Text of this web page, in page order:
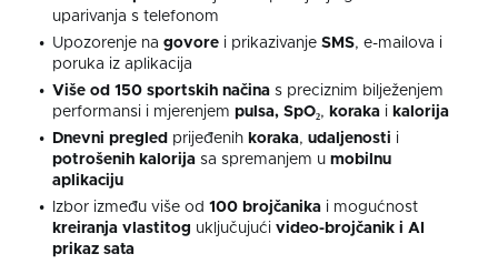
uparivanja s telefonom
Upozorenje na govore i prikazivanje SMS, e-mailova i
poruka iz aplikacija
Više od 150 sportskih načina s preciznim bilježenjem
performansi i mjerenjem pulsa, SpO₂, koraka i kalorija
Dnevni pregled prijeđenih koraka, udaljenosti i
potrošenih kalorija sa spremanjem u mobilnu
aplikaciju
Izbor između više od 100 brojčanika i mogućnost
kreiranja vlastitog uključujući video-brojčanik i AI
prikaz sata